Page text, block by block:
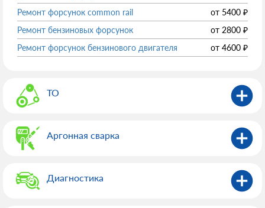
Ремонт форсунок common rail
от 5400 ₽
Ремонт бензиновых форсунок
от 2800 ₽
Ремонт форсунок бензинового двигателя
от 4600 ₽
ТО
Аргонная сварка
Диагностика